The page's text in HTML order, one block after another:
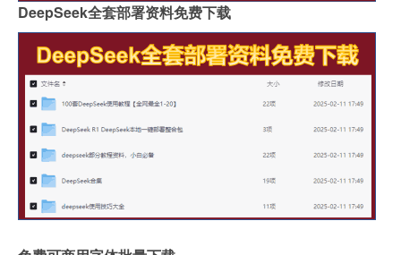
DeepSeek全套部署资料免费下载